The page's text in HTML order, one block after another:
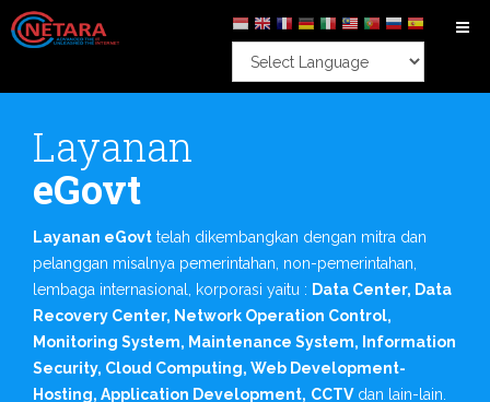
Layanan
eGovt
Layanan eGovt telah dikembangkan dengan mitra dan
pelanggan misalnya pemerintahan, non-pemerintahan,
lembaga internasional, korporasi yaitu : Data Center, Data
Recovery Center, Network Operation Control,
Monitoring System, Maintenance System, Information
Security, Cloud Computing, Web Development-
Hosting, Application Development, CCTVdan lain-lain.